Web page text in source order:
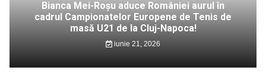
Bianca Mei-Roșu aduce României aurul în
cadrul Campionatelor Europene de Tenis de
masă U21 de la Cluj-Napoca!
iunie 21, 2026